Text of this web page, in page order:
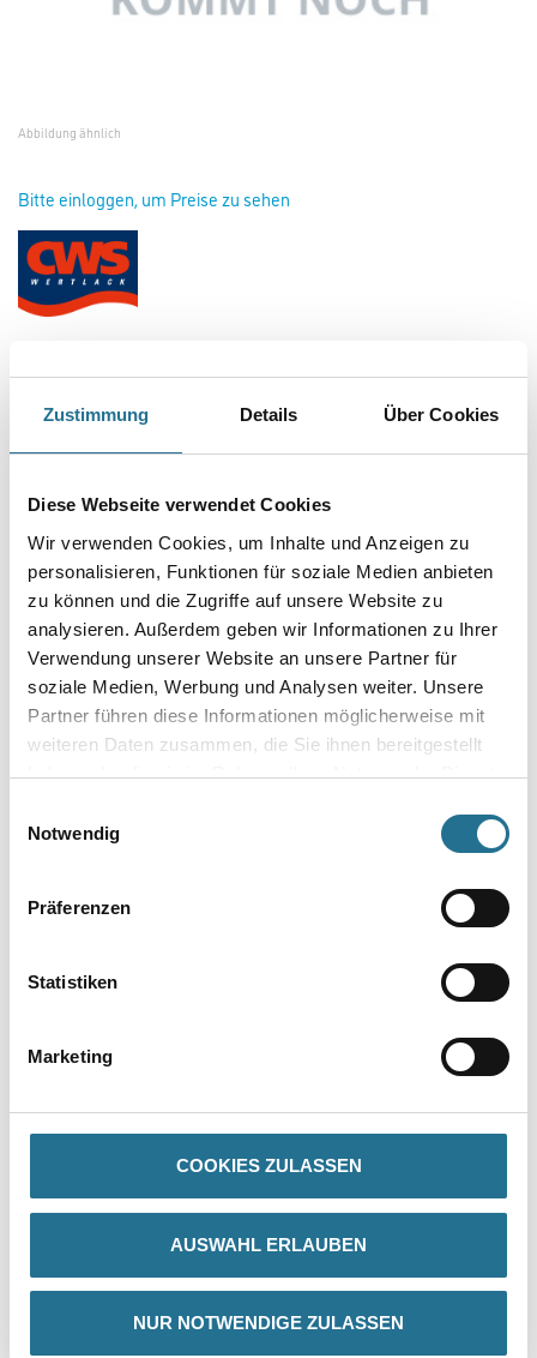
Zustimmung Details Über Cookies
Diese Webseite verwendet Cookies
Wir verwenden Cookies, um Inhalte und Anzeigen zu
personalisieren, Funktionen für soziale Medien anbieten
zu können und die Zugriffe auf unsere Website zu
analysieren. Außerdem geben wir Informationen zu Ihrer
Verwendung unserer Website an unsere Partner für
soziale Medien, Werbung und Analysen weiter. Unsere
Partner führen diese Informationen möglicherweise mit
weiteren Daten zusammen, die Sie ihnen bereitgestellt
haben oder die sie im Rahmen Ihrer Nutzung der Dienste
Notwendig
Präferenzen
Statistiken
Marketing
COOKIES ZULASSEN
AUSWAHL ERLAUBEN
NUR NOTWENDIGE ZULASSEN
Abbildung ähnlich
Bitte einloggen, um Preise zu sehen
Gebinde
Umrechnungsfaktoren
- Staubtrocken nach: 2-3 Stunden
- Überarbeitbar nach: 4-6 Stunden
ZUSATZINFOS
GEFAHRENHINWEISE